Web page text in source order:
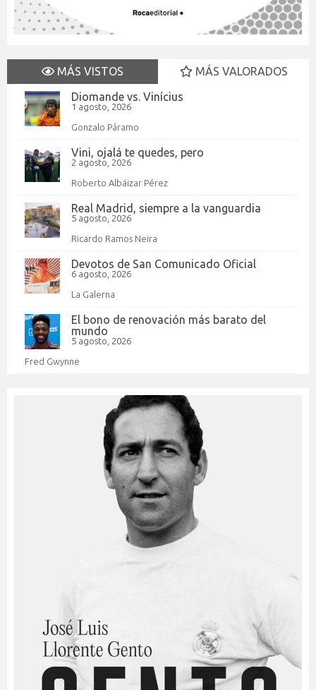
MÁS VISTOS
MÁS VALORADOS
Diomande vs. Vinícius
1 agosto, 2026
Gonzalo Páramo
Vini, ojalá te quedes, pero
2 agosto, 2026
Roberto Albáizar Pérez
Real Madrid, siempre a la vanguardia
5 agosto, 2026
Ricardo Ramos Neira
Devotos de San Comunicado Oficial
6 agosto, 2026
La Galerna
El bono de renovación más barato del
mundo
5 agosto, 2026
Fred Gwynne